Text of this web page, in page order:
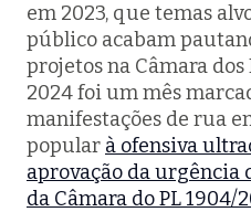
em 2023, que temas
público acabam
projetos na Câmara dos
2024 foi um mês
manifestações de rua
popular à ofensiva
aprovação da urgência
da Câmara do PL 1904/